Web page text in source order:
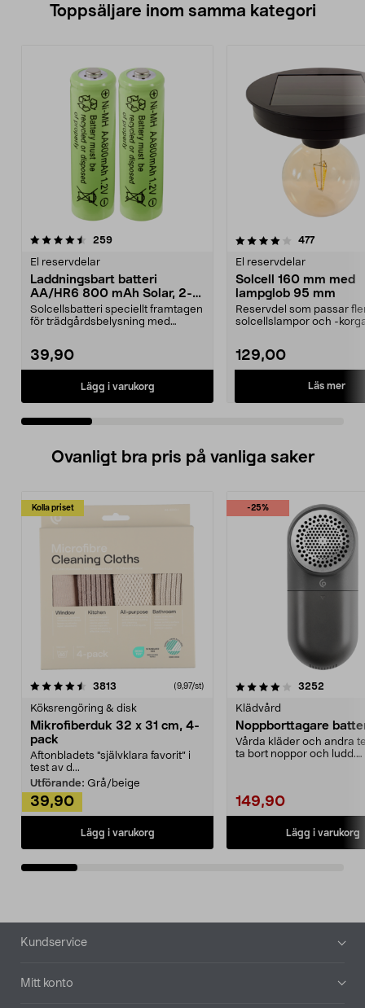
Toppsäljare inom samma kategori
259recensioner
El reservdelar
Laddningsbart batteri
AA/HR6 800 mAh Solar, 2-
pack
Solcellsbatteri speciellt framtagen
för trädgårdsbelysning med
39,90
Lägg i varukorg
4.0 av 5 stjärnor 477
El reservdelar
Solcell 160 mm med
lampglob 95 mm
Reservdel som passar
solcellslampor och -
129,00
Läs mer
4.5 av 5 stjärnor
Ovanligt bra pris på vanliga saker
Kolla priset
3813 (9,97/st)
Köksrengöring & disk
Mikrofiberduk 32 x 31 cm, 4-
pack
Aftonbladets "självklara favorit” i
test av d...
Utförande: Grå/beige
39,90
Lägg i varukorg
-25%
4.0av 5 stjärnor 3252
Klädvård
Noppborttagare
Vårda kläder och andra
ta bort noppor och ludd.
149,90
Lägg i varukorg
4.5av 5 stjärnor
Sidfot
Kundservice
Mitt konto